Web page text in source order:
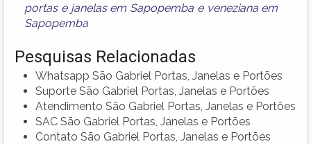
portas e janelas em Sapopemba e veneziana em
Sapopemba
Pesquisas Relacionadas
Whatsapp São Gabriel Portas, Janelas e Portões
Suporte São Gabriel Portas, Janelas e Portões
Atendimento São Gabriel Portas, Janelas e Portões
SAC São Gabriel Portas, Janelas e Portões
Contato São Gabriel Portas, Janelas e Portões